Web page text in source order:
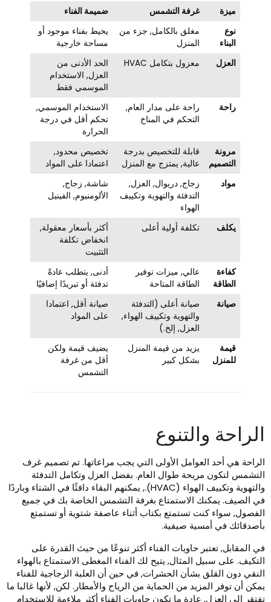
ميزة غرفة التشمس
ضميمة الفناء
نوع
البناء
مغلق بالكامل, جزء من
المنزل
يحيط بفناء موجود أو
مساحة خارجية
العزل
معزول بتكامل HVAC
الحد الأدنى من
العزل, الاستخدام
الموسمي فقط
راحة
راحة على مدار العام,
التحكم في المناخ
الاستخدام الموسمي,
تحكم أقل في درجة
الحرارة
مرونة
التصميم
قابلة للتخصيص بدرجة
عالية, يمتزج مع المنزل
تخصيص محدود,
اعتمادا على المواد
مواد
زجاج, دريوال, العزل,
التدفئة والتهوية وتكييف
الهواء
شاشة, زجاج,
الألومنيوم, الفينيل
يكلف تكلفة أولية أعلى
أكثر بأسعار معقولة,
انخفاض تكلفة
التثبيت
كفاءة
الطاقة
عالي, ميزات توفير
الطاقة المتاحة
أدنى, يتطلب عادةً
تدفئة أو تبريدًا إضافيًا
صيانة
صيانة أعلى (التدفئة
والتهوية وتكييف الهواء,
العزل, إلخ.)
صيانة أقل, اعتمادا
على المواد
قيمة
للمنزل
يزيد من قيمة المنزل
بشكل كبير
يضيف قيمة ولكن
أقل من غرفة
التشمس
والتنوع
هي أحد العوامل الأولى التي يجب مراعاتها. تم تصميم غرف
لتكون مريحة طوال العام. بفضل العزل وتكامل التدفئة
والتهوية وتكييف الهواء (HVAC)., يمكنهم البقاء دافئًا في الشتاء وباردًا
الصيف. يمكنك الاستمتاع بغرفة التشمس الخاصة بك في جميع
سواء كنت تستمتع بكتاب أثناء عاصفة شتوية أو تستمتع
في أمسية صيفية.
المقابل, تعتبر حاويات الفناء أكثر تنوعًا من حيث القدرة على
على سبيل المثال, يتيح لك الفناء المغطى الاستمتاع بالهواء
دون القلق بشأن الحشرات, في حين أن العلبة الزجاجية للفناء
أن توفر المزيد من الحماية من الرياح والأمطار. لكن, لأنها غالبا ما
إلى العزل, عادة ما تكون حاويات الفناء أكثر ملاءمة للاستخدام